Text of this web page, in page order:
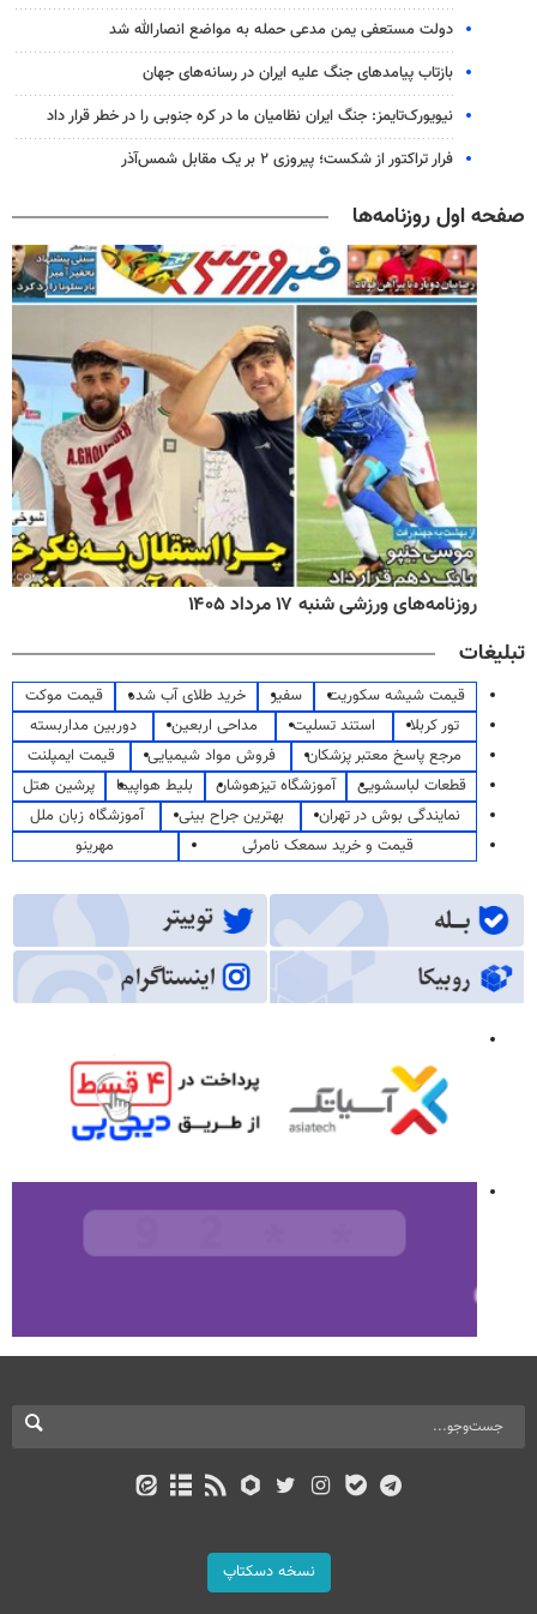
دولت مستعفی یمن مدعی حمله به مواضع انصارالله شد
بازتاب پیامدهای جنگ علیه ایران در رسانه‌های جهان
نیویورک‌تایمز: جنگ ایران نظامیان ما در کره جنوبی را در خطر قرار داد
فرار تراکتور از شکست؛ پیروزی ۲ بر یک مقابل شمس‌آذر
صفحه اول روزنامه‌ها
روزنامه‌های ورزشی شنبه ۱۷ مرداد ۱۴۰۵
تبلیغات
قیمت شیشه سکوریت سفیر خرید طلای آب شده
قیمت موکت
تور کربلا
استند تسلیت مداحی اربعین
دوربین مداربسته
مرجع پاسخ معتبر پزشکان
فروش مواد شیمیایی
قیمت ایمپلنت
قطعات لباسشویی
آموزشگاه تیزهوشان بلیط هواپیما
پرشین هتل
نمایندگی بوش در تهران
بهترین جراح بینی
آموزشگاه زبان ملل
قیمت و خرید سمعک نامرئی
مهرینو
نسخه دسکتاپ